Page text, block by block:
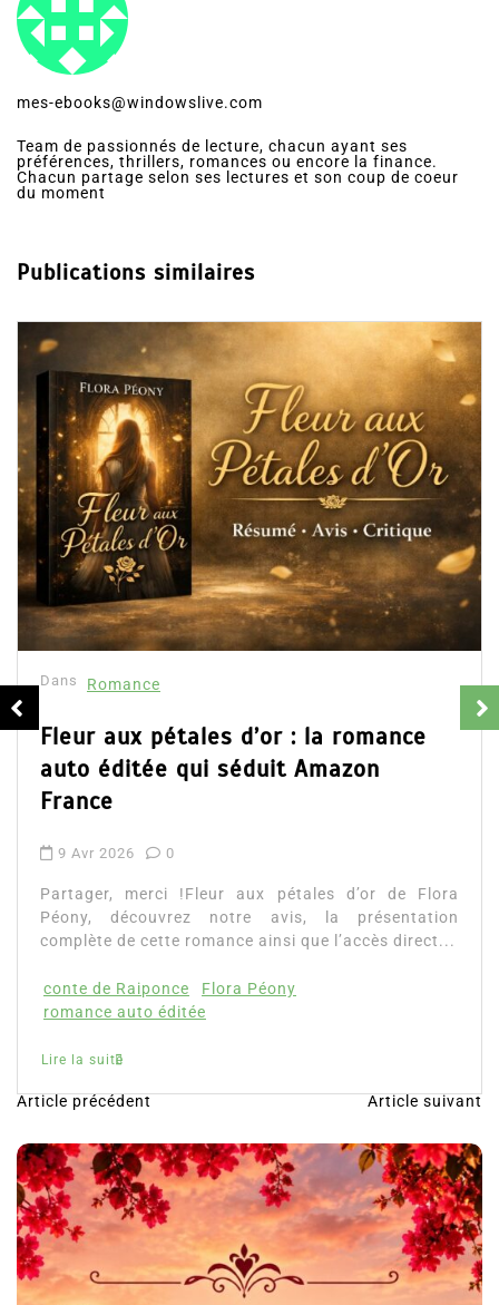
mes-ebooks@windowslive.com
Team de passionnés de lecture, chacun ayant ses
préférences, thrillers, romances ou encore la finance.
Chacun partage selon ses lectures et son coup de coeur
du moment
Publications similaires
Romance
aux pétales d’or : la romance
éditée qui séduit Amazon
2026 0
merci !Fleur aux pétales d’or de Flora
découvrez notre avis, la présentation
de cette romance ainsi que l’accès direct...
de Raiponce
Flora Péony
auto éditée
suite
N
a
v
i
g
a
Article précédent Article suivant